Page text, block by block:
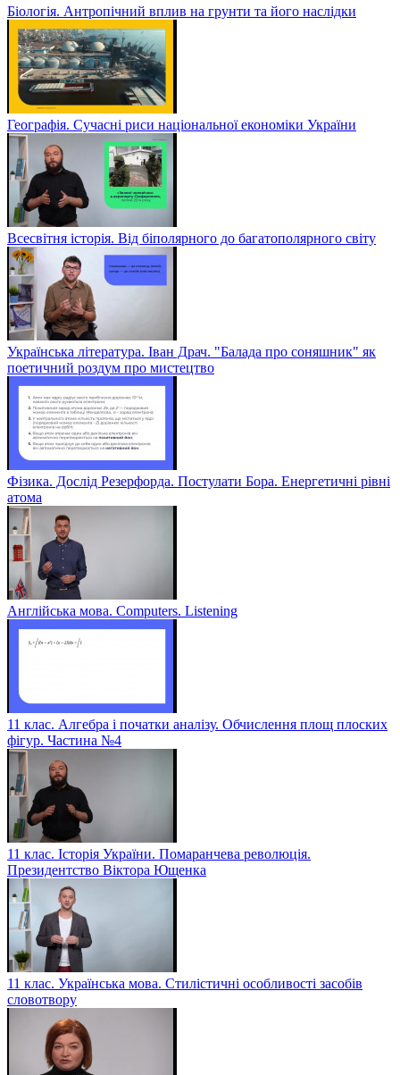
Біологія. Антропічний вплив на грунти та його наслідки
Географія. Сучасні риси національної економіки України
Всесвітня історія. Від біполярного до багатополярного світу
Українська література. Іван Драч. "Балада про соняшник" як
поетичний роздум про мистецтво
Фізика. Дослід Резерфорда. Постулати Бора. Енергетичні рівні
атома
Англійська мова. Computers. Listening
11 клас. Алгебра і початки аналізу. Обчислення площ плоских
фігур. Частина №4
11 клас. Історія України. Помаранчева революція.
Президентство Віктора Ющенка
11 клас. Українська мова. Стилістичні особливості засобів
словотвору